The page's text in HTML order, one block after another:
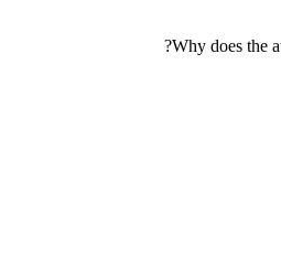
Why does the